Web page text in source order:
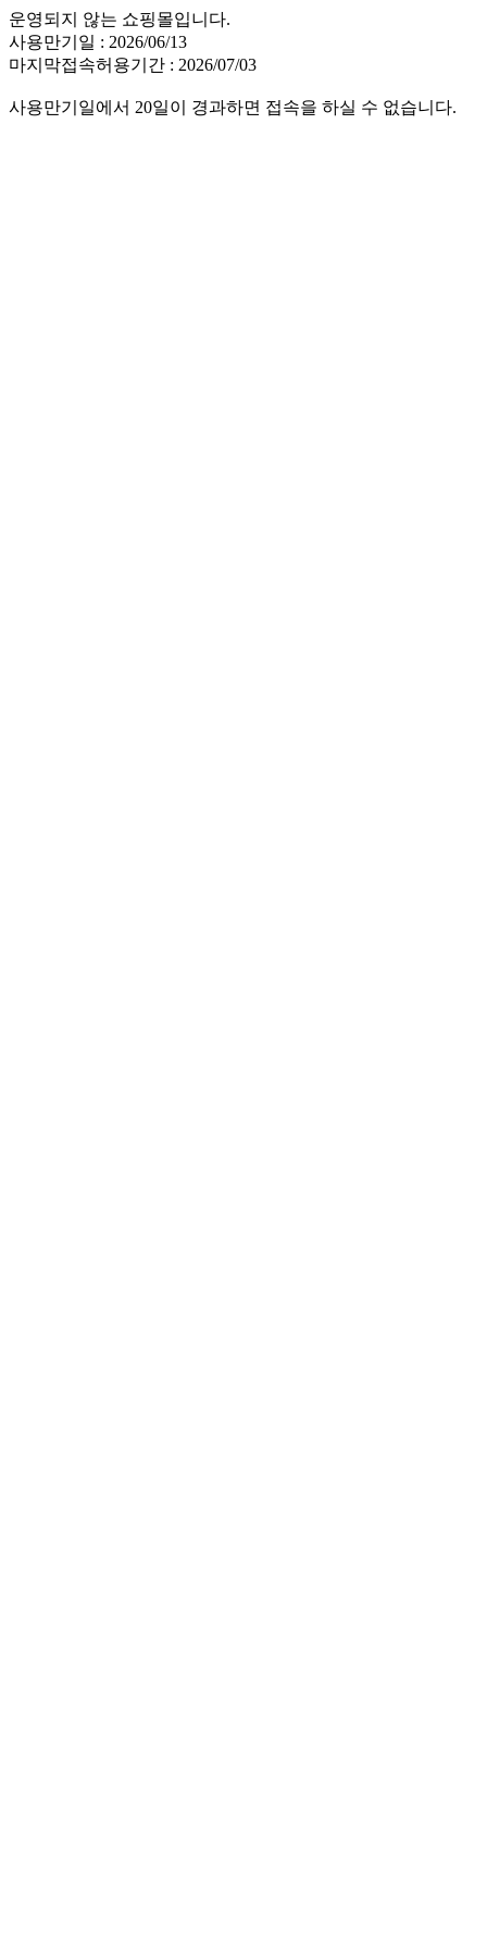
운영되지 않는 쇼핑몰입니다.
사용만기일 : 2026/06/13
마지막접속허용기간 : 2026/07/03
사용만기일에서 20일이 경과하면 접속을 하실 수 없습니다.